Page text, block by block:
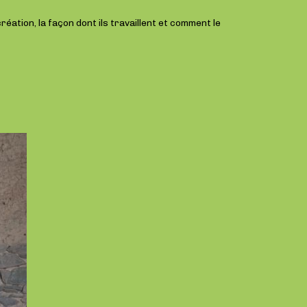
la façon dont ils travaillent et comment le